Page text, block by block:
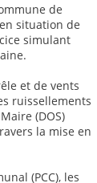
de
situation de
simulant
et de vents
ruissellements
(DOS)
la mise en
(PCC), les